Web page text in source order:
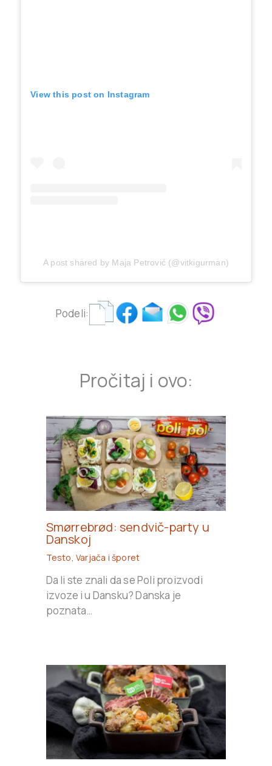
View this post on Instagram
A post shared by Maja Petrović (@vitkigurman)
Podeli:
Pročitaj i ovo:
Smørrebrød: sendvič-party u
Danskoj
Testo ,Varjača i šporet
Da li ste znali da se Poli proizvodi
izvoze i u Dansku? Danska je
poznata…